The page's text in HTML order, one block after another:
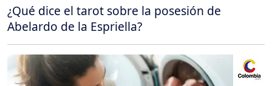
¿Qué dice el tarot sobre la posesión de
Abelardo de la Espriella?